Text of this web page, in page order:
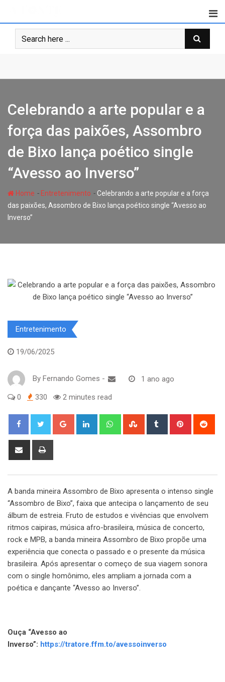
content
Celebrando a arte popular e a
força das paixões, Assombro
de Bixo lança poético single
“Avesso ao Inverso”
Home - Entretenimento -Celebrando a arte popular e a força
das paixões, Assombro de Bixo lança poético single “Avesso ao
Inverso”
Entretenimento
19/06/2025
By Fernando Gomes - 1 ano ago
0 330 2 minutes read
Google+ LinkedIn WhatsappStumbleUpon
Tumblr Pinterest
Share
A banda mineira Assombro de Bixo apresenta o intenso single
“Assombro de Bixo”, faixa que antecipa o lançamento de seu
álbum de estreia. Fruto de estudos e vivências que envolvem
ritmos caipiras, música afro-brasileira, música de concerto,
rock e MPB, a banda mineira Assombro de Bixo propõe uma
experiência que conecta o passado e o presente da música
brasileira. Após apresentar o começo de sua viagem sonora
com o single homônimo, eles ampliam a jornada com a
poética e dançante “Avesso ao Inverso”.
Ouça “Avesso ao
Inverso”: https://tratore.ffm.to/avessoinverso